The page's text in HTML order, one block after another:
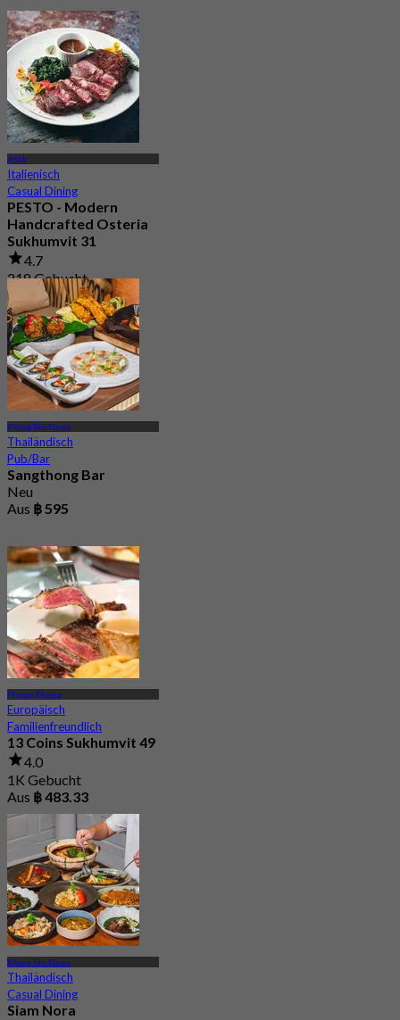
Asok
Italienisch
Casual Dining
PESTO - Modern
Handcrafted Osteria
Sukhumvit 31
4.7
218 Gebucht
Aus
฿ 375
Klong Tan Nuea
Thailändisch
Pub/Bar
Sangthong Bar
Neu
Aus ฿ 595
Phrom Phong
Europäisch
Familienfreundlich
13 Coins Sukhumvit 49
4.0
1K Gebucht
Aus ฿ 483.33
Klong Tan Nuea
Thailändisch
Casual Dining
Siam Nora